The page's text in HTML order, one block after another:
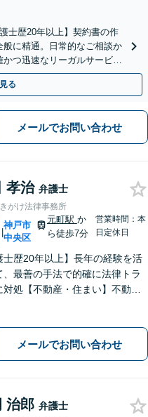
士歴20年以上】契約書の作
に精通。日常的なご相談か
つ迅速なリーガルサービス
面談可能】
る
メールでお問い合わせ
孝治 弁護士
がけ法律事務所
|
神戸市
中央区
元町駅 か
ら徒歩7分
営業時間：本
日定休日
士歴20年以上】長年の経験を活
、最善の手法で的確に法律トラ
対処【不動産・住まい】不動産
ワンストップで解決【夜間・休
可】【元町駅7分】
メールでお問い合わせ
治郎 弁護士